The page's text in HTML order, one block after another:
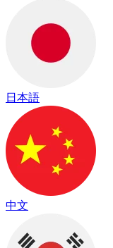
日本語
中文